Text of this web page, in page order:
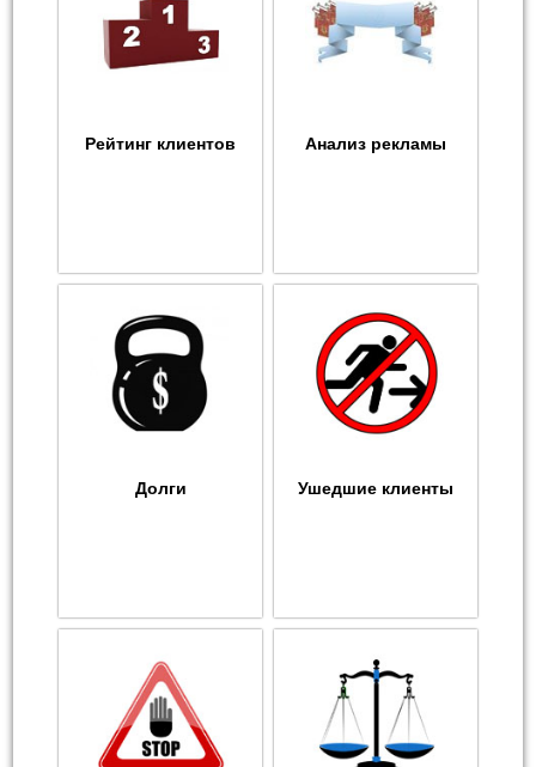
Рейтинг клиентов Анализ рекламы
Долги Ушедшие клиенты